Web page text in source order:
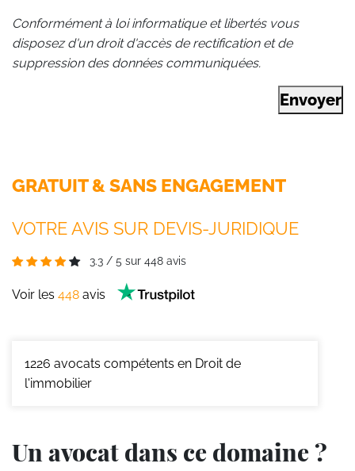
Conformément à loi informatique et libertés vous
disposez d'un droit d'accès de rectification et de
suppression des données communiquées.
Envoyer
GRATUIT & SANS ENGAGEMENT
VOTRE AVIS SUR DEVIS-JURIDIQUE
3.3 / 5 sur 448 avis
Voir les 448 avis
1226 avocats compétents en Droit de
l'immobilier
Un avocat dans ce domaine ?